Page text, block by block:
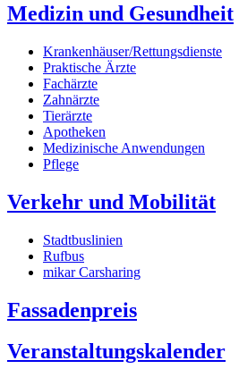
Medizin und Gesundheit
Krankenhäuser/Rettungsdienste
Praktische Ärzte
Fachärzte
Zahnärzte
Tierärzte
Apotheken
Medizinische Anwendungen
Pflege
Verkehr und Mobilität
Stadtbuslinien
Rufbus
mikar Carsharing
Fassadenpreis
Veranstaltungskalender